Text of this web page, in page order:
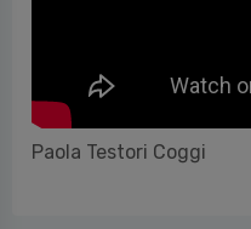
Paola Testori Coggi